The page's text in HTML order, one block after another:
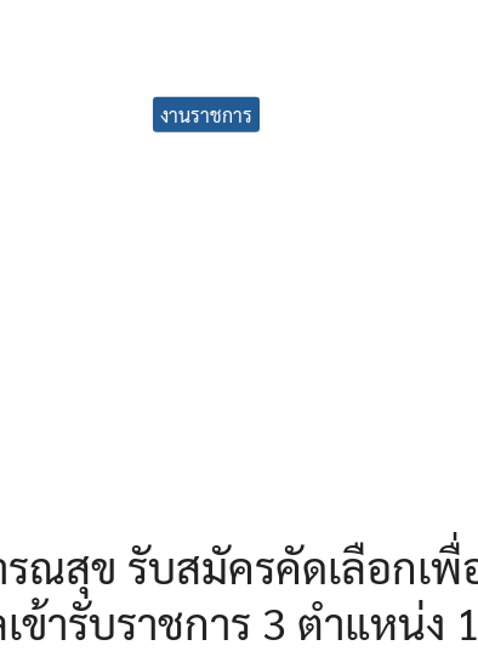
งานราชการ
รณสุข รับสมัครคัดเลือกเพื่
ข้ารับราชการ 3 ตำแหน่ง